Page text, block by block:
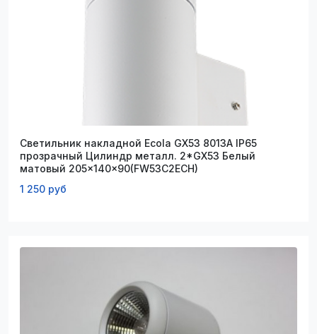
Светильник накладной Ecola GX53 8013A IP65
прозрачный Цилиндр металл. 2*GX53 Белый
матовый 205x140x90(FW53C2ECH)
1 250 руб